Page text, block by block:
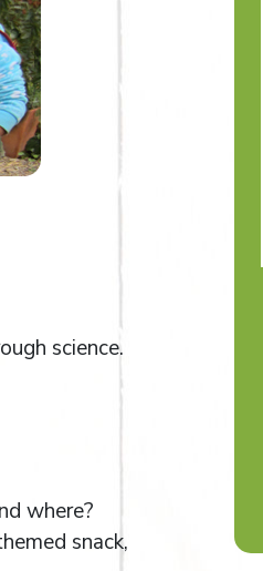
science.
where?
snack,